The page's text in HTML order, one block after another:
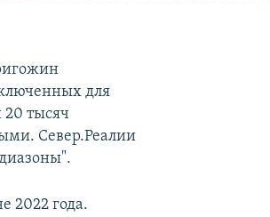
для
20 тысяч
Север.Реалии
2022 года.